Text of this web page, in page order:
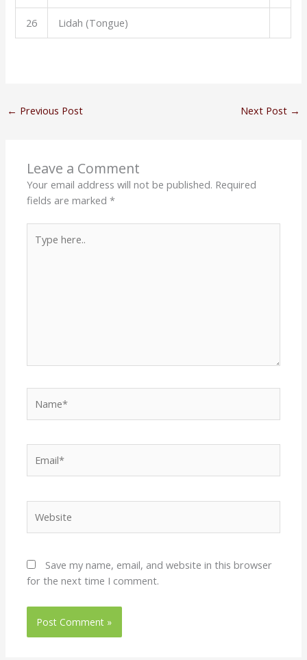
26 Lidah (Tongue)
← Previous Post Next Post →
Leave a Comment
Your email address will not be published. Required
fields are marked*
here..
Save my name, email, and website in this browser
for the next time I comment.